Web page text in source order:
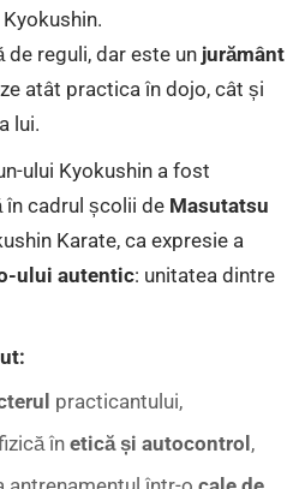
de reguli, dar este un jurământ
atât practica în dojo, cât și
lui.
ului Kyokushin a fost
cadrul școlii de Masutatsu
Karate, ca expresie a
ului autentic: unitatea dintre
practicantului,
înetică și autocontrol,